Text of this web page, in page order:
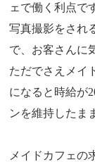
ェで働く利点で
写真撮影をされ
で、お客さんに
ただでさえメイ
になると時給が
ンを維持したま
メイドカフェの